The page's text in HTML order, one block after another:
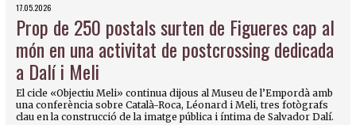
17.05.2026
Prop de 250 postals surten de Figueres cap al
món en una activitat de postcrossing dedicada
a Dalí i Meli
El cicle «Objectiu Meli» continua dijous al Museu de l’Empordà amb
una conferència sobre Català-Roca, Léonard i Meli, tres fotògrafs
clau en la construcció de la imatge pública i íntima de Salvador Dalí.